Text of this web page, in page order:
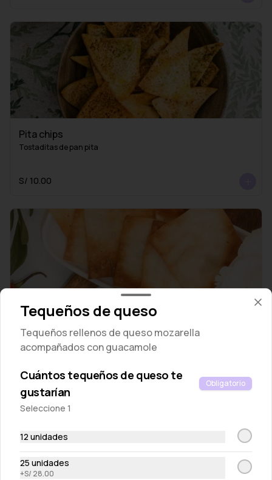
Pita chips
Tostaditas de pan pita
S/ 10.00
Wantan chips
Tostaditas crocantes de masa wantan
S/ 10.00
Tequeños de queso
Tequeños rellenos de queso mozarella
acompañados con guacamole
Cuántos tequeños de queso te
gustarían
Obligatorio
Seleccione 1
12 unidades
25 unidades
+S/ 28.00